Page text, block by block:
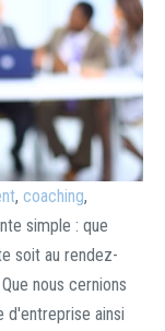
, coaching,
simple : que
soit au rendez-
nous cernions
d'entreprise ainsi